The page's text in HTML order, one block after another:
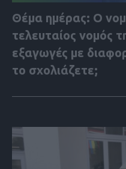
Θέμα ημέρας: Ο
τελευταίος νομός
εξαγωγές με
το σχολιάζετε;